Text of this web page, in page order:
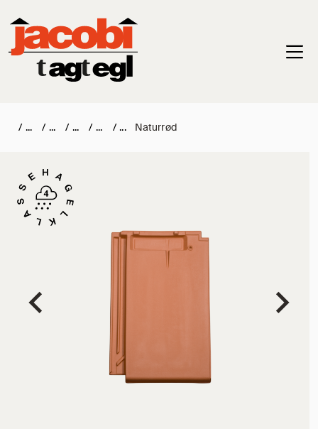
/ / / / / Naturrød